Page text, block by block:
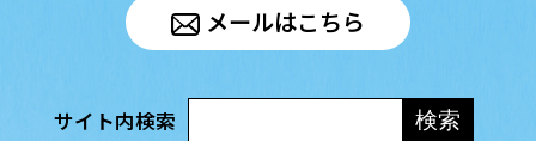
メールはこちら
サイト内検索